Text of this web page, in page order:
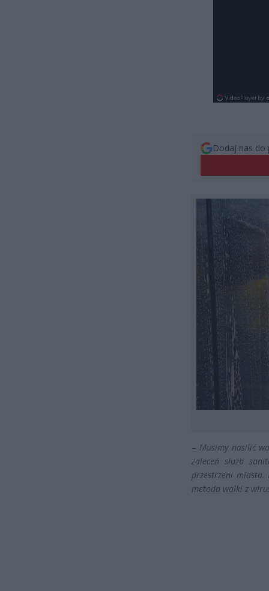
Dodaj nas do
– Musimy nasilić
zaleceń służb
przestrzeni miasta.
metoda walki z